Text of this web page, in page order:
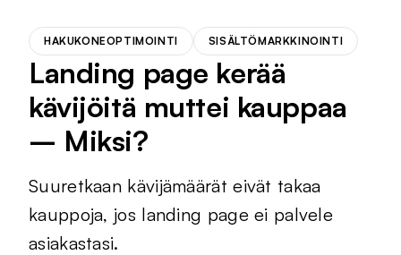
HAKUKONEOPTIMOINTI SISÄLTÖMARKKINOINTI
Landing page kerää
kävijöitä muttei kauppaa
– Miksi?
Suuretkaan kävijämäärät eivät takaa
kauppoja, jos landing page ei palvele
asiakastasi.